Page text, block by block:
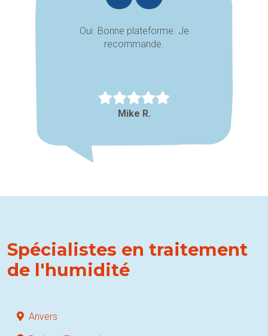
Oui. Bonne plateforme. Je
recommande.
Mike R.
Spécialistes en traitement
de l'humidité
Anvers